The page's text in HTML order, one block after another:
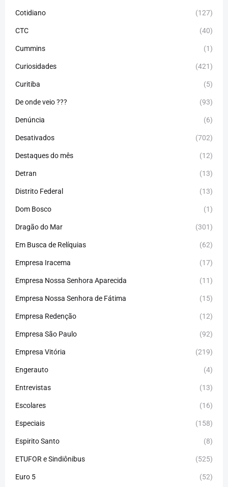
Cotidiano (127)
CTC (40)
Cummins (1)
Curiosidades (421)
Curitiba (5)
De onde veio ??? (93)
Denúncia (6)
Desativados (702)
Destaques do mês (12)
Detran (13)
Distrito Federal (13)
Dom Bosco (1)
Dragão do Mar (301)
Em Busca de Relíquias (62)
Empresa Iracema (17)
Empresa Nossa Senhora Aparecida (11)
Empresa Nossa Senhora de Fátima (15)
Empresa Redenção (12)
Empresa São Paulo (92)
Empresa Vitória (219)
Engerauto (4)
Entrevistas (13)
Escolares (16)
Especiais (158)
Espirito Santo (8)
ETUFOR e Sindiônibus (525)
Euro 5 (52)